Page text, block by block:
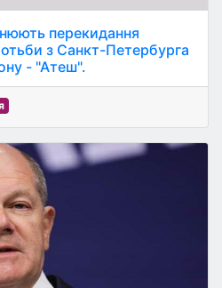
перекидання
з Санкт-Петербурга
- "Атеш".